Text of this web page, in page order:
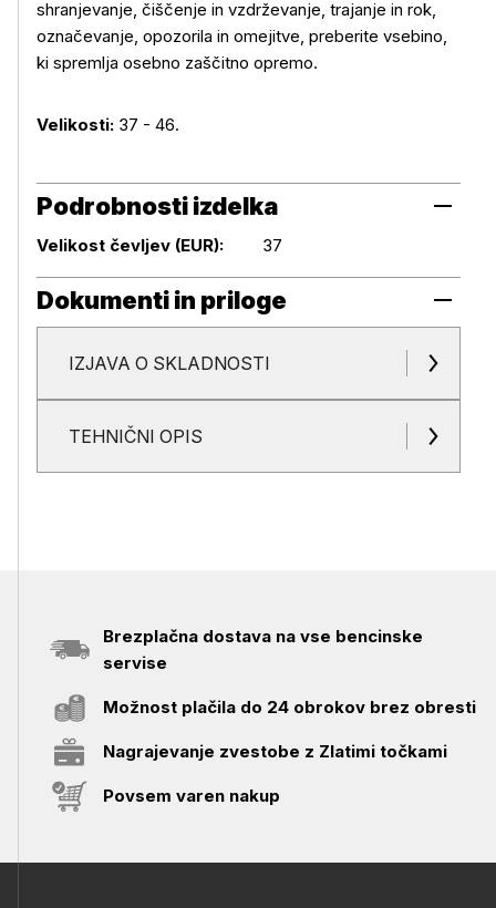
shranjevanje, čiščenje in vzdrževanje, trajanje in rok,
označevanje, opozorila in omejitve, preberite vsebino,
ki spremlja osebno zaščitno opremo.
Velikosti: 37 - 46.
Podrobnosti izdelka
Podrobnosti izdelka
Velikost čevljev (EUR): 37
Dokumenti in priloge
IZJAVA O SKLADNOSTI
TEHNIČNI OPIS
Brezplačna dostava na vse bencinske
servise
Možnost plačila do 24 obrokov brez obresti
Nagrajevanje zvestobe z Zlatimi točkami
Povsem varen nakup